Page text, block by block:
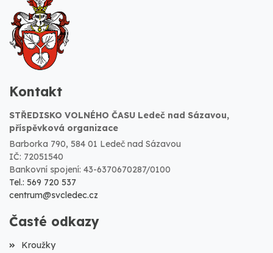
Kontakt
STŘEDISKO VOLNÉHO ČASU Ledeč nad Sázavou,
příspěvková organizace
Barborka 790, 584 01 Ledeč nad Sázavou
IČ: 72051540
Bankovní spojení: 43-6370670287/0100
Tel.: 569 720 537
centrum@svcledec.cz
Časté odkazy
Kroužky